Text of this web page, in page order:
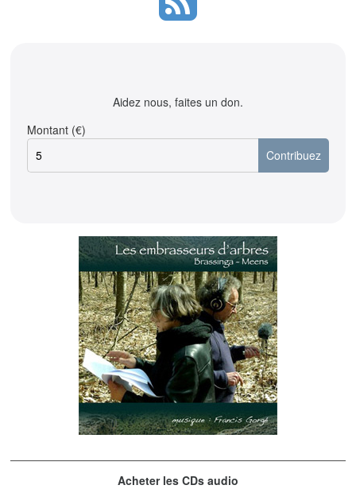
Aidez nous, faites un don.
Montant (€)
Les embrasseurs d'arbres
Acheter les CDs audio